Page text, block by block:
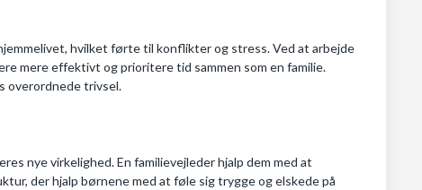
hvilket førte til konflikter og stress. Ved at arbejde
mere effektivt og prioritere tid sammen som en familie.
overordnede trivsel.
nye virkelighed. En familievejleder hjalp dem med at
der hjalp børnene med at føle sig trygge og elskede på